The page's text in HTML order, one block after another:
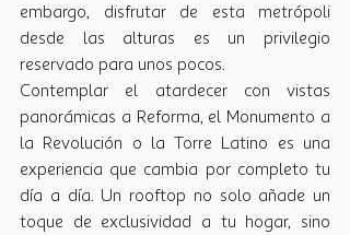
embargo, disfrutar de esta metrópoli
desde las alturas es un privilegio
reservado para unos pocos.
Contemplar el atardecer con vistas
panorámicas a Reforma, el Monumento a
la Revolución o la Torre Latino es una
experiencia que cambia por completo tu
día a día. Un rooftop no solo añade un
toque de exclusividad a tu hogar, sino